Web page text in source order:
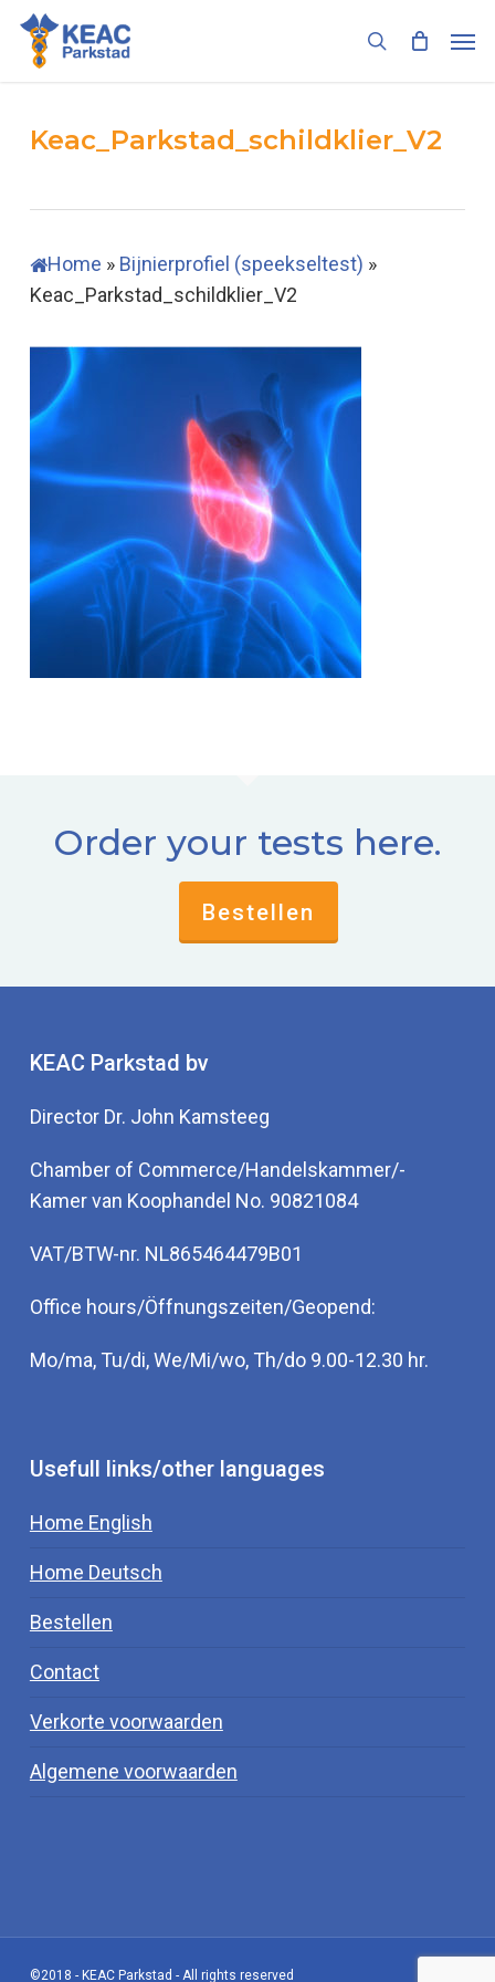
Skip
main
search
Keac_Parkstad_schildklier_V2
Home » Bijnierprofiel (speekseltest) »
Keac_Parkstad_schildklier_V2
Order your tests here.
Bestellen
KEAC Parkstad bv
Director Dr. John Kamsteeg
Chamber of Commerce/Handelskammer/-
Kamer van Koophandel No. 90821084
VAT/BTW-nr. NL865464479B01
Office hours/Öffnungszeiten/Geopend:
Mo/ma, Tu/di, We/Mi/wo, Th/do 9.00-12.30 hr.
Usefull links/other languages
Home English
Home Deutsch
Bestellen
Contact
Verkorte voorwaarden
Algemene voorwaarden
©2018 - KEAC Parkstad - All rights reserved